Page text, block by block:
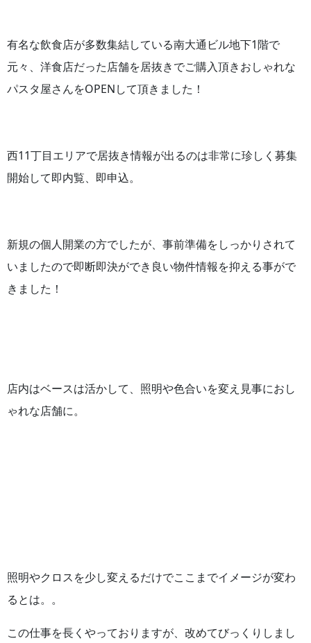
有名な飲食店が多数集結している南大通ビル地下1階で
元々、洋食店だった店舗を居抜きでご購入頂きおしゃれな
パスタ屋さんをOPENして頂きました！
西11丁目エリアで居抜き情報が出るのは非常に珍しく募集
開始して即内覧、即申込。
新規の個人開業の方でしたが、事前準備をしっかりされて
いましたので即断即決ができ良い物件情報を抑える事がで
きました！
店内はベースは活かして、照明や色合いを変え見事におし
ゃれな店舗に。
照明やクロスを少し変えるだけでここまでイメージが変わ
るとは。。
この仕事を長くやっておりますが、改めてびっくりしまし